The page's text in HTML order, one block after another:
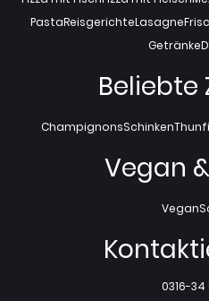
PastaReisgerichteLasagne
Getränke
Beliebte
ChampignonsSchinken
Vegan
Vegan
0316-34